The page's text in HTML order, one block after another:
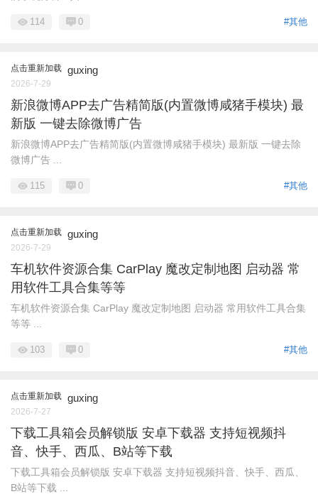
#其他
114 0
点击重新加载 guxing
2026-7-29
新浪微博APP去广告精简版(内置微博咸猪手模块) 最
新版 一键去除微博广告
新浪微博APP去广告精简版(内置微博咸猪手模块) 最新版 一键去除
微博广告 ...
#其他
115 0
点击重新加载 guxing
2026-7-29
车机软件资源合集 CarPlay 魔改定制地图 启动器 常
用软件工具合集等等
车机软件资源合集 CarPlay 魔改定制地图 启动器 常用软件工具合集
等等 ...
#其他
103 0
点击重新加载 guxing
2026-7-27
下载工具箱会员解锁版 安卓下载器 支持短视频抖
音、快手、西瓜、B站等下载
下载工具箱会员解锁版 安卓下载器 支持短视频抖音、快手、西瓜、
B站等下载 ...